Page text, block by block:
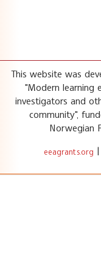
This website was
"Modern learning
investigators and
community",
Norwegian
eeagrants.org |